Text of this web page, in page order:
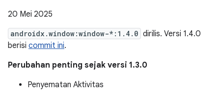
20 Mei 2025
androidx.window:window-*:1.4.0 dirilis. Versi 1.4.0
berisi commit ini.
Perubahan penting sejak versi 1.3.0
Penyematan Aktivitas